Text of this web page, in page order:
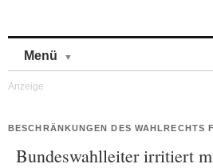
Menü
BESCHRÄNKUNGEN DES WAHLRECHTS
Bundeswahlleiter irritiert